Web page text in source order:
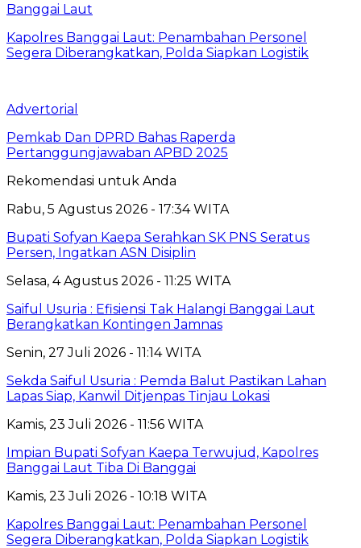
Banggai Laut
Kapolres Banggai Laut: Penambahan Personel
Segera Diberangkatkan, Polda Siapkan Logistik
Advertorial
Pemkab Dan DPRD Bahas Raperda
Pertanggungjawaban APBD 2025
Rekomendasi untuk Anda
Rabu, 5 Agustus 2026 - 17:34 WITA
Bupati Sofyan Kaepa Serahkan SK PNS Seratus
Persen, Ingatkan ASN Disiplin
Selasa, 4 Agustus 2026 - 11:25 WITA
Saiful Usuria : Efisiensi Tak Halangi Banggai Laut
Berangkatkan Kontingen Jamnas
Senin, 27 Juli 2026 - 11:14 WITA
Sekda Saiful Usuria : Pemda Balut Pastikan Lahan
Lapas Siap, Kanwil Ditjenpas Tinjau Lokasi
Kamis, 23 Juli 2026 - 11:56 WITA
Impian Bupati Sofyan Kaepa Terwujud, Kapolres
Banggai Laut Tiba Di Banggai
Kamis, 23 Juli 2026 - 10:18 WITA
Kapolres Banggai Laut: Penambahan Personel
Segera Diberangkatkan, Polda Siapkan Logistik